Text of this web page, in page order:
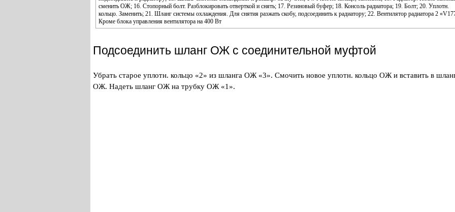
сменить ОЖ; 16. Стопорный болт. Разблокировать отверткой и снять; 17. Резиновый буфер; 18. Консоль радиатора; 19. Болт; 20. Уплотн.
кольцо. Заменить; 21. Шланг системы охлаждения. Для снятия разжать скобу, подсоединить к радиатору; 22. Вентилятор радиатора 2
Кроме блока управления вентилятора на 400 Вт
Подсоединить шланг ОЖ с соединительной муфтой
Убрать старое уплотн. кольцо «2» из шланга ОЖ «3». Смочить новое уплотн. кольцо ОЖ и вставить в
ОЖ. Надеть шланг ОЖ на трубку ОЖ «1».